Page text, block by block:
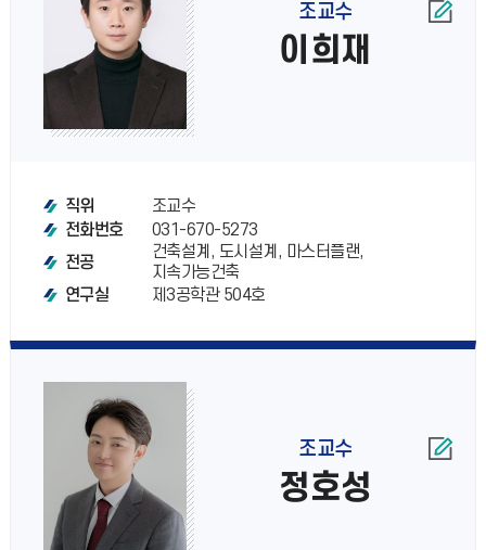
조교수
이희재
직위
조교수
전화번호
031-670-5273
전공
건축설계, 도시설계, 마스터플랜,
지속가능건축
연구실
제3공학관 504호
조교수
정호성